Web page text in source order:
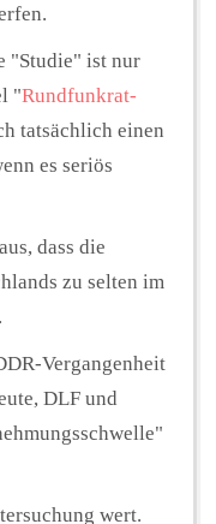
"Studie" ist nur
"Rundfunkrat-
tatsächlich einen
es seriös
dass die
zu selten im
Vergangenheit
DLF und
wert.